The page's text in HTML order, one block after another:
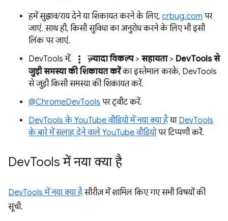
हमें सुझाव/राय देने या शिकायत करने के लिए, crbug.com पर
जाएं. साथ ही, किसी सुविधा का अनुरोध करने के लिए भी इसी
लिंक पर जाएं.
DevTools में,
more_vert ज़्यादा विकल्प> सहायता> DevTools से
जुड़ी समस्या की शिकायत करेंका इस्तेमाल करके, DevTools
से जुड़ी किसी समस्या की शिकायत करें.
@ChromeDevTools पर ट्वीट करें.
DevTools के YouTube वीडियो में नया क्या हैया DevTools
के बारे में सलाह देने वाले YouTube वीडियोपर टिप्पणी करें.
DevTools में नया क्या है
DevTools में नया क्या हैसीरीज़ में शामिल किए गए सभी विषयों की
सूची.